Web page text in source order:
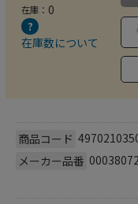
在庫： 0
在庫数について
商品コード
メーカー品番 00038072